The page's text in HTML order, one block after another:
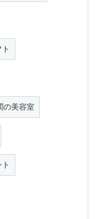
の美容室